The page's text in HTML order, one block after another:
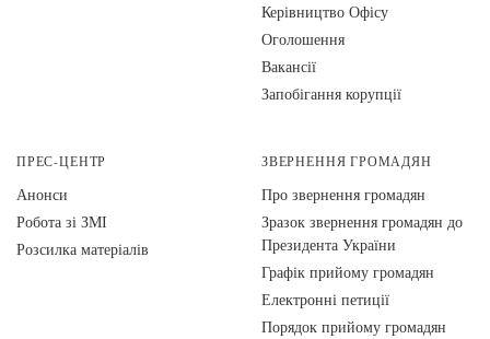
Керівництво Офісу
Оголошення
Вакансії
Запобігання корупції
ПРЕС-ЦЕНТР
Анонси
Робота зі ЗМІ
Розсилка матеріалів
ЗВЕРНЕННЯ ГРОМАДЯН
Про звернення громадян
Зразок звернення громадян до
Президента України
Графік прийому громадян
Електронні петиції
Порядок прийому громадян